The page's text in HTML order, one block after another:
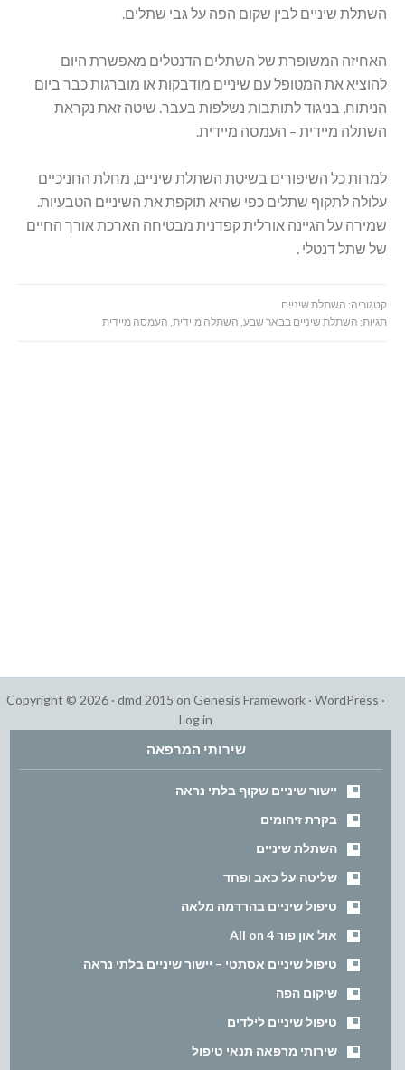
השתלת שיניים לבין שקום הפה על גבי שתלים.
האחיזה המשופרת של השתלים הדנטלים מאפשרת היום
להוציא את המטופל עם שיניים מודבקות או מוברגות כבר ביום
הניתוח, בניגוד לתותבות נשלפות בעבר. שיטה זאת נקראת
השתלה מיידית – העמסה מיידית.
למרות כל השיפורים בשיטת השתלת שיניים, מחלת החניכיים
עלולה לתקוף שתלים כפי שהיא תוקפת את השיניים הטבעיות.
שמירה על הגיינה אורלית קפדנית מבטיחה הארכת אורך החיים
של שתל דנטלי .
קטגוריה: השתלת שיניים
תגיות: השתלת שיניים בבאר שבע, השתלה מיידית, העמסה מיידית
Copyright © 2026 · dmd 2015 on Genesis Framework · WordPress ·
Log in
שירותי המרפאה
יישור שיניים שקוף בלתי נראה
בקרת זיהומים
השתלת שיניים
שליטה על כאב ופחד
טיפול שיניים בהרדמה מלאה
אול און פור All on 4
טיפול שיניים אסתטי – יישור שיניים בלתי נראה
שיקום הפה
טיפול שיניים לילדים
שירותי מרפאה תנאי טיפול